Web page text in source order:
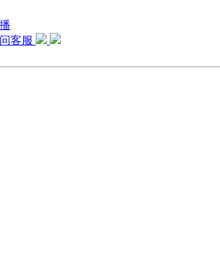
问客服